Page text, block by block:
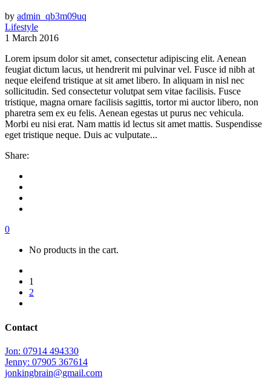
by admin_qb3m09uq
Lifestyle
1 March 2016
Lorem ipsum dolor sit amet, consectetur adipiscing elit. Aenean
feugiat dictum lacus, ut hendrerit mi pulvinar vel. Fusce id nibh at
neque eleifend tristique at sit amet libero. In aliquam in nisl nec
sollicitudin. Sed consectetur volutpat sem vitae facilisis. Fusce
tristique, magna ornare facilisis sagittis, tortor mi auctor libero, non
pharetra sem ex eu felis. Aenean egestas ut purus nec vehicula.
Morbi eu nisi erat. Nam mattis id lectus sit amet mattis. Suspendisse
eget tristique neque. Duis ac vulputate...
Share:
0
No products in the cart.
1
2
Contact
Jon: 07914 494330
Jenny: 07905 367614
jonkingbrain@gmail.com